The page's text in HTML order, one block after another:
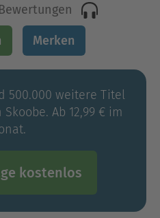
Merken
500.000 weitere Titel
Ab 12,99 € im
kostenlos